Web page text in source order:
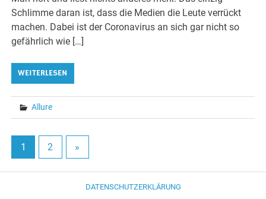
Schlimme daran ist, dass die Medien die Leute verrückt
machen. Dabei ist der Coronavirus an sich gar nicht so
gefährlich wie […]
WEITERLESEN
Allure
1 2 »
DATENSCHUTZERKLÄRUNG